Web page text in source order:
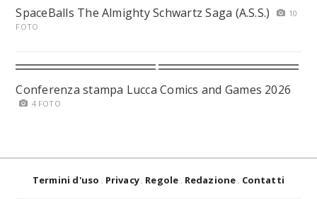
SpaceBalls The Almighty Schwartz Saga (A.S.S.)
10
FOTO
Conferenza stampa Lucca Comics and Games 2026
4 FOTO
Termini d'uso Privacy Regole Redazione Contatti